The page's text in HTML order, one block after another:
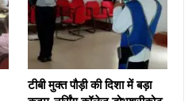
टीबी मुक्त पौड़ी की दिशा में बड़ा